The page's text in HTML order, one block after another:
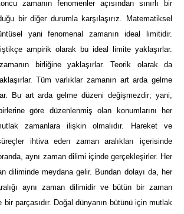
zamanın fenomenler açısından sınırlı bir
bir diğer durumla karşılaşırız. Matematiksel
yani fenomenal zamanın ideal limitidir.
ampirik olarak bu ideal limite yaklaşırlar.
birliğine yaklaşırlar. Teorik olarak da
Tüm varlıklar zamanın art arda gelme
Bu art arda gelme düzeni değişmezdir; yani,
göre düzenlenmiş olan konumlarını her
zamanlara ilişkin olmalıdır. Hareket ve
ihtiva eden zaman aralıkları içerisinde
aynı zaman dilimi içinde gerçekleşirler. Her
diliminde meydana gelir. Bundan dolayı da, her
aynı zaman dilimidir ve bütün bir zaman
bir parçasıdır. Doğal dünyanın bütünü için mutlak